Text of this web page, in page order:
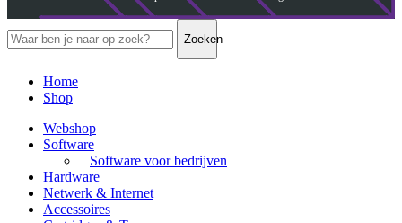
Zoeken
Home
Shop
Webshop
Software
Software voor bedrijven
Hardware
Netwerk & Internet
Accessoires